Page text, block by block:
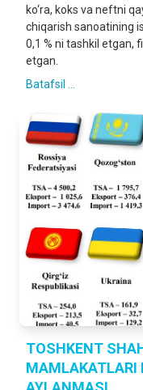
ko‘ra, koks va neftni
chiqarish sanoatining
0,1 % ni tashkil etgan,
etgan.
Batafsil ...
TOSHKENT
MAMLAKATLARI